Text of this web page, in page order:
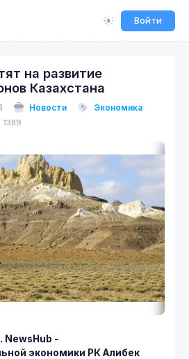
Войти
на развитие
Казахстана
Новости
Экономика
1389
NewsHub -
экономики РК Алибек